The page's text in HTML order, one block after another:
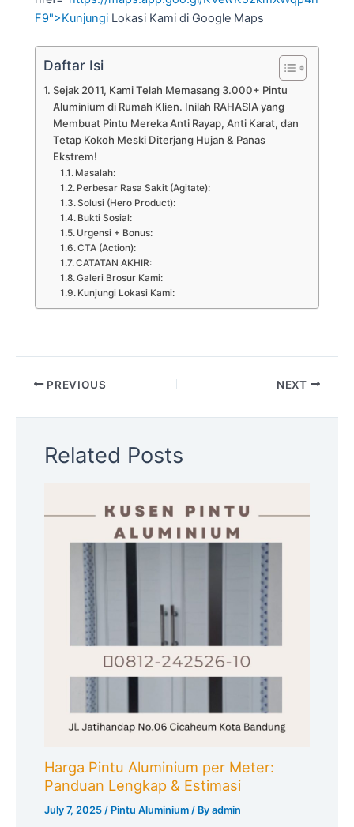
F9">Kunjungi Lokasi Kami di Google Maps
Daftar Isi
Sejak 2011, Kami Telah Memasang 3.000+ Pintu
Aluminium di Rumah Klien. Inilah RAHASIA yang
Membuat Pintu Mereka Anti Rayap, Anti Karat, dan
Tetap Kokoh Meski Diterjang Hujan & Panas
Ekstrem!
Masalah:
Perbesar Rasa Sakit (Agitate):
Solusi (Hero Product):
Bukti Sosial:
Urgensi + Bonus:
CTA (Action):
CATATAN AKHIR:
Galeri Brosur Kami:
Kunjungi Lokasi Kami:
PREVIOUS NEXT
Related Posts
Harga Pintu Aluminium per Meter:
Panduan Lengkap & Estimasi
July 7, 2025/ Pintu Aluminium / Byadmin